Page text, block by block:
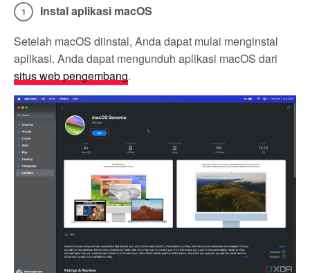
Instal aplikasi macOS
Setelah macOS diinstal, Anda dapat mulai menginstal
aplikasi. Anda dapat mengunduh aplikasi macOS dari
situs web pengembang.